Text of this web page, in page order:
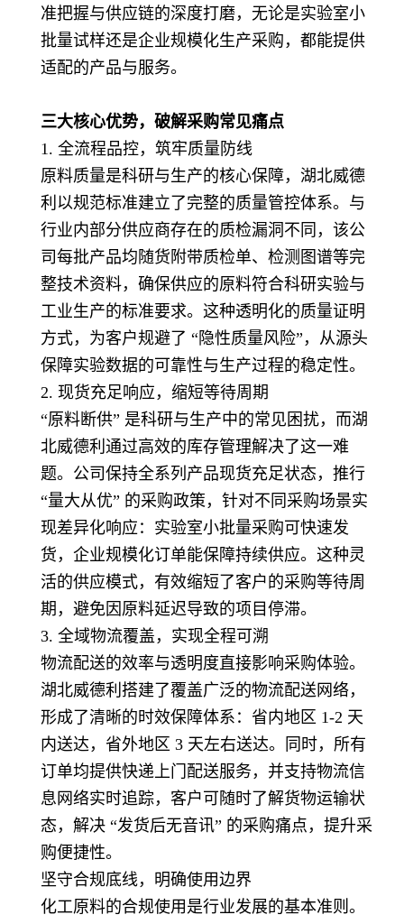
准把握与供应链的深度打磨，无论是实验室小
批量试样还是企业规模化生产采购，都能提供
适配的产品与服务。
三大核心优势，破解采购常见痛点
1. 全流程品控，筑牢质量防线
原料质量是科研与生产的核心保障，湖北威德
利以规范标准建立了完整的质量管控体系。与
行业内部分供应商存在的质检漏洞不同，该公
司每批产品均随货附带质检单、检测图谱等完
整技术资料，确保供应的原料符合科研实验与
工业生产的标准要求。这种透明化的质量证明
方式，为客户规避了 “隐性质量风险”，从源头
保障实验数据的可靠性与生产过程的稳定性。
2. 现货充足响应，缩短等待周期
“原料断供” 是科研与生产中的常见困扰，而湖
北威德利通过高效的库存管理解决了这一难
题。公司保持全系列产品现货充足状态，推行
“量大从优” 的采购政策，针对不同采购场景实
现差异化响应：实验室小批量采购可快速发
货，企业规模化订单能保障持续供应。这种灵
活的供应模式，有效缩短了客户的采购等待周
期，避免因原料延迟导致的项目停滞。
3. 全域物流覆盖，实现全程可溯
物流配送的效率与透明度直接影响采购体验。
湖北威德利搭建了覆盖广泛的物流配送网络，
形成了清晰的时效保障体系：省内地区 1-2 天
内送达，省外地区 3 天左右送达。同时，所有
订单均提供快递上门配送服务，并支持物流信
息网络实时追踪，客户可随时了解货物运输状
态，解决 “发货后无音讯” 的采购痛点，提升采
购便捷性。
坚守合规底线，明确使用边界
化工原料的合规使用是行业发展的基本准则。